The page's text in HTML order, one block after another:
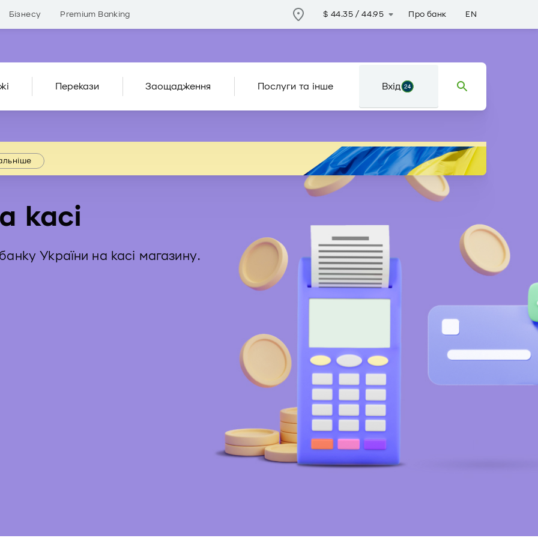
Бізнесу Premium Banking $ 44.35 /44.95 Про банк EN
Перекази Заощадження Послуги та інше Вхід
касі
України на касі магазину.